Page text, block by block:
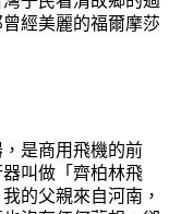
經美麗的福爾摩莎
是商用飛機的前
叫做「齊柏林飛
的父親來自河南，